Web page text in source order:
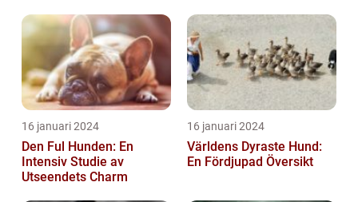
16 januari 2024
Den Ful Hunden: En
Intensiv Studie av
Utseendets Charm
16 januari 2024
Världens Dyraste Hund:
En Fördjupad Översikt